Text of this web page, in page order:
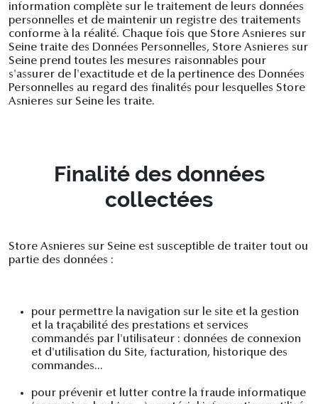
information complète sur le traitement de leurs données
personnelles et de maintenir un registre des traitements
conforme à la réalité. Chaque fois que Store Asnieres sur
Seine traite des Données Personnelles, Store Asnieres sur
Seine prend toutes les mesures raisonnables pour
s'assurer de l'exactitude et de la pertinence des Données
Personnelles au regard des finalités pour lesquelles Store
Asnieres sur Seine les traite.
Finalité des données
collectées
Store Asnieres sur Seine est susceptible de traiter tout ou
partie des données :
pour permettre la navigation sur le site et la gestion
et la traçabilité des prestations et services
commandés par l'utilisateur : données de connexion
et d'utilisation du Site, facturation, historique des
commandes...
pour prévenir et lutter contre la fraude informatique